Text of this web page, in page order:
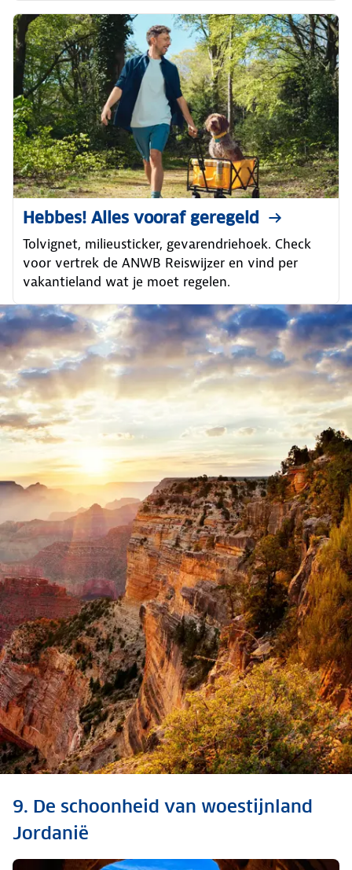
Hebbes! Alles vooraf geregeld
Tolvignet, milieusticker, gevarendriehoek. Check
voor vertrek de ANWB Reiswijzer en vind per
vakantieland wat je moet regelen.
van de Verenigde Staten
9. De schoonheid van woestijnland
Jordanië